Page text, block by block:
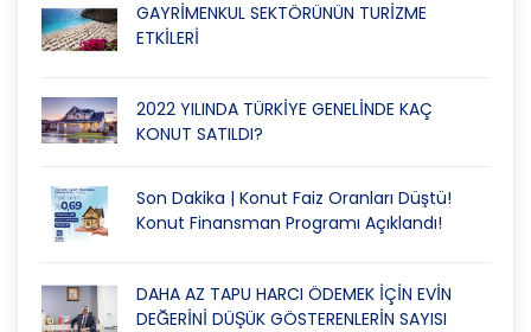
GAYRİMENKUL SEKTÖRÜNÜN TURİZME
ETKİLERİ
2022 YILINDA TÜRKİYE GENELİNDE KAÇ
KONUT SATILDI?
Son Dakika | Konut Faiz Oranları Düştü!
Konut Finansman Programı Açıklandı!
DAHA AZ TAPU HARCI ÖDEMEK İÇİN EVİN
DEĞERİNİ DÜŞÜK GÖSTERENLERİN SAYISI